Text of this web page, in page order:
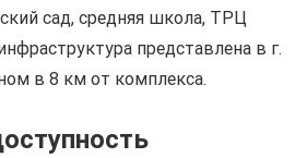
сад, средняя школа, ТРЦ
представлена в г.
в 8 км от комплекса.